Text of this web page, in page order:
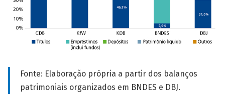
Fonte: Elaboração própria a partir dos balanços
patrimoniais organizados em BNDES e DBJ.